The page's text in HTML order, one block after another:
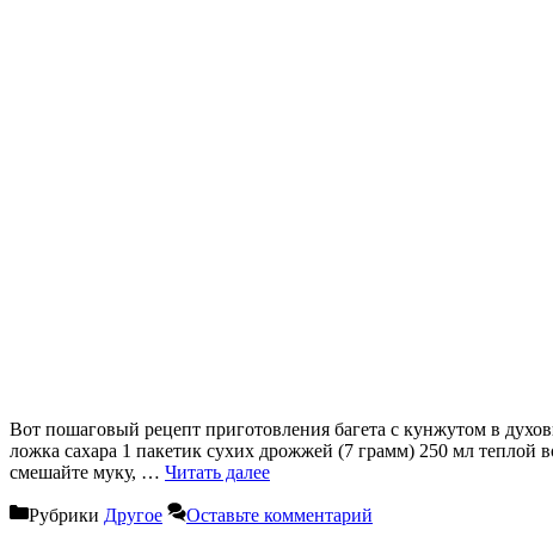
Вот пошаговый рецепт приготовления багета с кунжутом в
ложка сахара 1 пакетик сухих дрожжей (7 грамм) 250 мл
смешайте муку, … Читать далее
Рубрики Другое Оставьте комментарий